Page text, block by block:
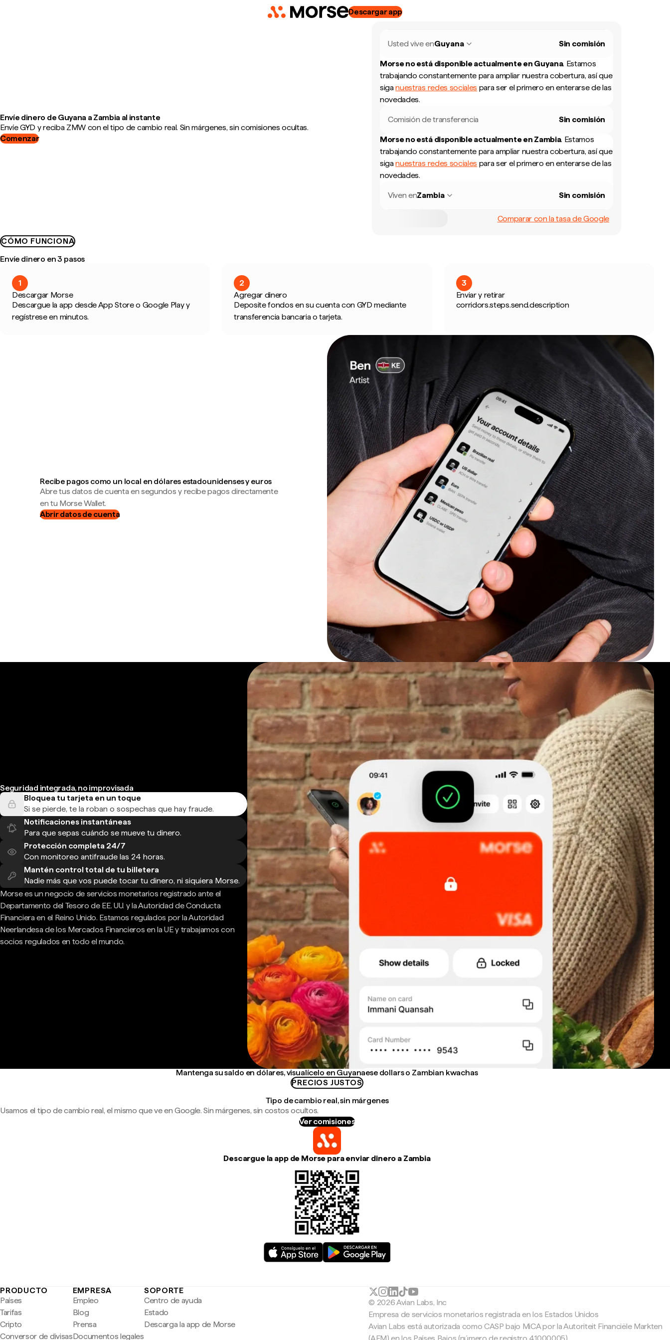
Descargar app
Envíe dinero de Guyana a Zambia al instante
Envíe GYD y reciba ZMW con el tipo de cambio real. Sin márgenes, sin comisiones ocultas.
Comenzar
Usted vive enGuyana Sin comisión
Morse no está disponible actualmente en Guyana. Estamos
trabajando constantemente para ampliar nuestra cobertura, así que
siganuestras redes sociales para ser el primero en enterarse de las
novedades.
Comisión de transferencia Sin comisión
Morse no está disponible actualmente en Zambia. Estamos
trabajando constantemente para ampliar nuestra cobertura, así que
siganuestras redes sociales para ser el primero en enterarse de las
novedades.
Viven enZambia Sin comisión
Comparar con la tasa de Google
CÓMO FUNCIONA
Envíe dinero en 3 pasos
1
Descargar Morse
Descargue la app desde App Store o Google Play y
regístrese en minutos.
2
Agregar dinero
Deposite fondos en su cuenta con GYD mediante
transferencia bancaria o tarjeta.
3
Enviar y retirar
corridors.steps.send.description
Recibe pagos como un local en dólares estadounidenses y euros
Abre tus datos de cuenta en segundos y recibe pagos directamente
en tu Morse Wallet.
Abrir datos de cuenta
Seguridad integrada, no improvisada
Bloquea tu tarjeta en un toque
Si se pierde, te la roban o sospechas que hay fraude.
Notificaciones instantáneas
Para que sepas cuándo se mueve tu dinero.
Protección completa 24/7
Con monitoreo antifraude las 24 horas.
Mantén control total de tu billetera
Nadie más que vos puede tocar tu dinero, ni siquiera Morse.
Morse es un negocio de servicios monetarios registrado ante el
Departamento del Tesoro de EE. UU. y la Autoridad de Conducta
Financiera en el Reino Unido. Estamos regulados por la Autoridad
Neerlandesa de los Mercados Financieros en la UE y trabajamos con
socios regulados en todo el mundo.
Mantenga su saldo en dólares, visualícelo en Guyanaese dollars o Zambian kwachas
PRECIOS JUSTOS
Tipo de cambio real, sin márgenes
Usamos el tipo de cambio real, el mismo que ve en Google. Sin márgenes, sin costos ocultos.
Ver comisiones
Descargue la app de Morse para enviar dinero a Zambia
PRODUCTO
Países
Tarifas
Cripto
Conversor de divisas
EMPRESA
Empleo
Blog
Prensa
Documentos legales
SOPORTE
Centro de ayuda
Estado
Descarga la app de Morse
© 2026 Avian Labs, Inc
Empresa de servicios monetarios registrada en los Estados Unidos
Avian Labs está autorizada como CASP bajo MiCA por la Autoriteit Financiële Markten